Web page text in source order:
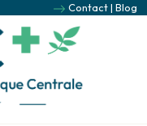
Contact| Blog